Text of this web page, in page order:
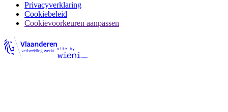
Privacyverklaring
Cookiebeleid
Cookievoorkeuren aanpassen